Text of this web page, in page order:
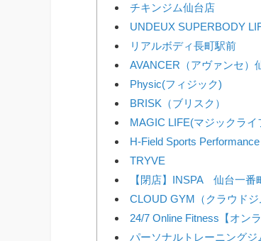
チキンジム仙台店
UNDEUX SUPERBODY
リアルボディ長町駅前
AVANCER（アヴァンセ）
Physic(フィジック)
BRISK（ブリスク）
MAGIC LIFE(マジックライ
H-Field Sports
TRYVE
【閉店】INSPA 仙台一番
CLOUD GYM（クラウドジ
24/7 Online Fitness【オン
パーソナルトレーニングジ